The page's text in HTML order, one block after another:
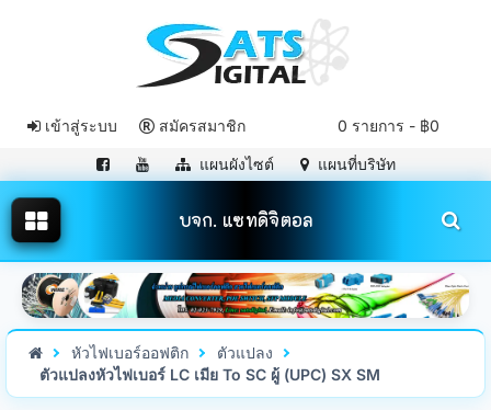
0 รายการ - ฿0
เข้าสู่ระบบ สมัครสมาชิก
แผนผังไซต์ แผนที่บริษัท
บจก. แซทดิจิตอล
หัวไฟเบอร์ออฟติก
ตัวแปลง
ตัวแปลงหัวไฟเบอร์ LC เมีย To SC ผู้ (UPC) SX SM